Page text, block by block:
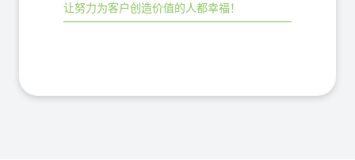
让努力为客户创造价值的人都幸福！